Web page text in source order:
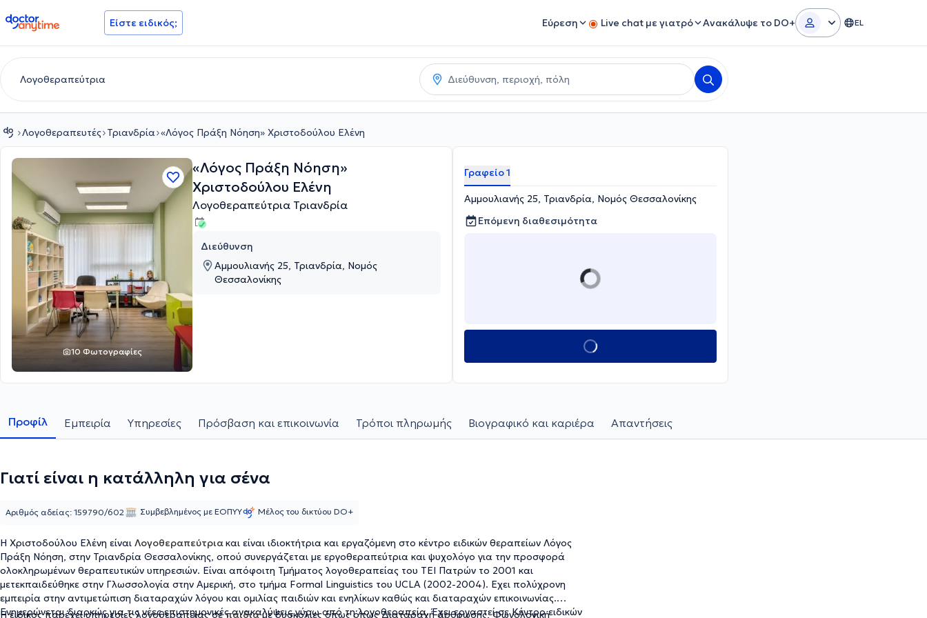
doctoranytime Είστε ειδικός; Εύρεση Live chat με γιατρό Ανακάλυψε το DO+ EL
Λογοθεραπευτές Τριανδρία «Λόγος Πράξη Νόηση» Χριστοδούλου Ελένη
10 Φωτογραφίες
«Λόγος Πράξη Νόηση»
Χριστοδούλου Ελένη
Λογοθεραπεύτρια Τριανδρία
Διεύθυνση
Αμμουλιανής 25, Τριανδρία, Νομός
Θεσσαλονίκης
Γραφείο 1
Αμμουλιανής 25, Τριανδρία, Νομός Θεσσαλονίκης
Επόμενη διαθεσιμότητα
Προφίλ Εμπειρία Υπηρεσίες Πρόσβαση και επικοινωνία Τρόποι πληρωμής Βιογραφικό και καριέρα Απαντήσεις
Γιατί είναι η κατάλληλη για σένα
Η Χριστοδούλου Ελένη είναι Λογοθεραπεύτριακαι είναι ιδιοκτήτρια και εργαζόμενη στο κέντρο ειδικών θεραπείων Λόγος
Πράξη Νόηση, στην Τριανδρία Θεσσαλονίκης, οπού συνεργάζεται με εργοθεραπεύτρια και ψυχολόγο για την προσφορά
ολοκληρωμένων θεραπευτικών υπηρεσιών. Είναι απόφοιτη Τμήματος λογοθεραπείας του ΤΕΙ Πατρών το 2001 και
μετεκπαιδεύθηκε στην Γλωσσολογία στην Αμερική, στο τμήμα Formal Linguistics του UCLA (2002-2004). Eχει πολύχρονη
εμπειρία στην αντιμετώπιση διαταραχών λόγου και ομιλίας παιδιών και ενηλίκων καθώς και διαταραχών επικοινωνίας.
Ενημερώνεται διαρκώς για τις νέες επιστημονικές ανακαλύψεις γύρω από τη λογοθεραπεία. Έχει εργαστεί σε Κέντρο ειδικών
Η ειδικός παρέχει υπηρεσίες λογοθεραπείας σεπαιδιάμε δυσκολίες όπως όπως Διαταραχή άρθρωσης, Φωνολογική
Αριθμός αδείας: 159790/602 Συμβεβλημένος με ΕΟΠΥΥ Μέλος του δικτύου DO+